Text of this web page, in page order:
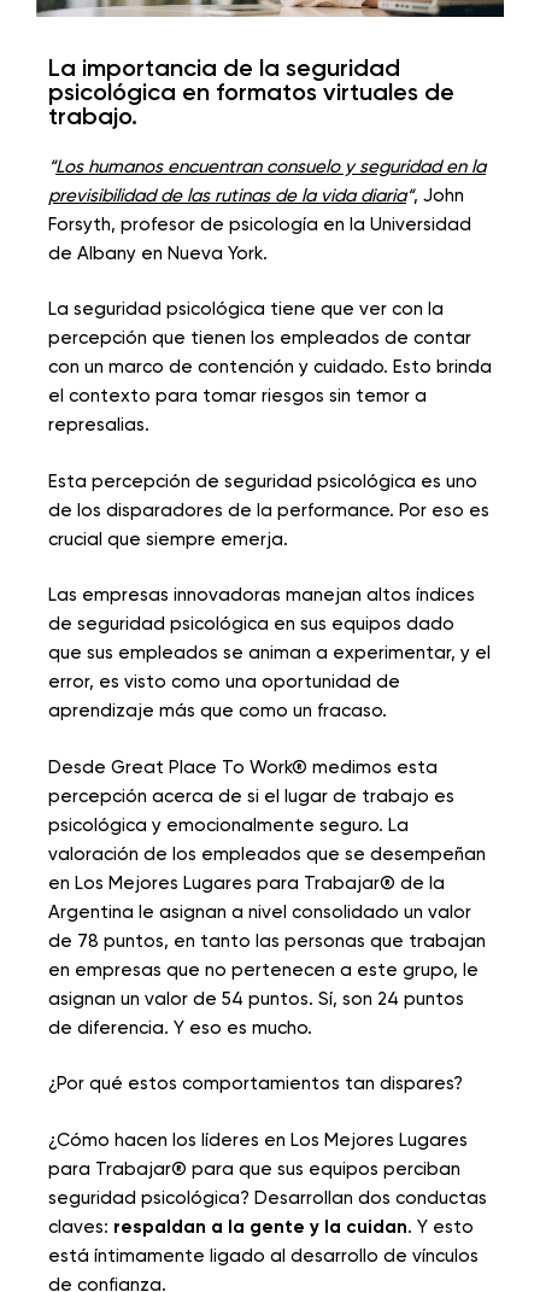
La importancia de la seguridad
psicológica en formatos virtuales de
trabajo.
“Los humanos encuentran consuelo y seguridad en la
previsibilidad de las rutinas de la vida diaria“, John
Forsyth, profesor de psicología en la Universidad
de Albany en Nueva York.
La seguridad psicológica tiene que ver con la
percepción que tienen los empleados de contar
con un marco de contención y cuidado. Esto brinda
el contexto para tomar riesgos sin temor a
represalias.
Esta percepción de seguridad psicológica es uno
de los disparadores de la performance. Por eso es
crucial que siempre emerja.
Las empresas innovadoras manejan altos índices
de seguridad psicológica en sus equipos dado
que sus empleados se animan a experimentar, y el
error, es visto como una oportunidad de
aprendizaje más que como un fracaso.
Desde Great Place To Work® medimos esta
percepción acerca de si el lugar de trabajo es
psicológica y emocionalmente seguro. La
valoración de los empleados que se desempeñan
en Los Mejores Lugares para Trabajar® de la
Argentina le asignan a nivel consolidado un valor
de 78 puntos, en tanto las personas que trabajan
en empresas que no pertenecen a este grupo, le
asignan un valor de 54 puntos. Sí, son 24 puntos
de diferencia. Y eso es mucho.
¿Por qué estos comportamientos tan dispares?
¿Cómo hacen los líderes en Los Mejores Lugares
para Trabajar® para que sus equipos perciban
seguridad psicológica? Desarrollan dos conductas
claves: respaldan a la gente y la cuidan. Y esto
está íntimamente ligado al desarrollo de vínculos
de confianza.